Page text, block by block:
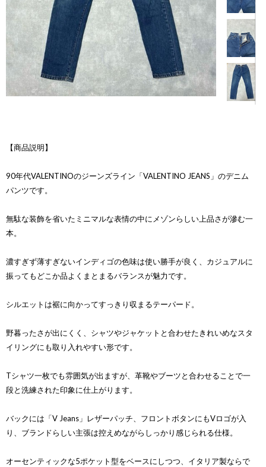
【商品説明】
90年代VALENTINOのジーンズライン「VALENTINO JEANS」のデニム
パンツです。
無駄な装飾を省いたミニマルな表情の中にメゾンらしい上品さが滲む一
本。
濃すぎず薄すぎないインディゴの色味は使い勝手が良く、カジュアルに
振ってもどこか品よくまとまるバランスが魅力です。
シルエットは裾に向かってすっきり収まるテーパード。
野暮ったさが出にくく、シャツやジャケットと合わせたきれいめなスタ
イリングにも取り入れやすい形です。
Tシャツ一枚でも雰囲気が出ますが、革靴やブーツと合わせることで一
段と洗練された印象に仕上がります。
バックには「V Jeans」レザーパッチ、フロントボタンにもVロゴが入
り、ブランドらしい主張は控えめながらしっかり感じられる仕様。
オーセンティックな5ポケット型をベースにしつつ、イタリア製ならで